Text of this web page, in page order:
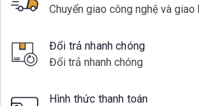
Chuyển giao công nghệ và giao
Đổi trả nhanh chóng
Đổi trả nhanh chóng
Hình thức thanh toán